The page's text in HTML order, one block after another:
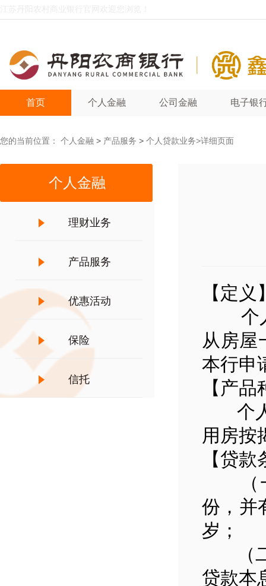
首页 个人金融 公司金融 电子银
个人金融
理财业务
产品服务
优惠活动
保险
信托
您的当前位置： 个人金融 > 产品服务 > 个人贷款业务>详细页面
【定义
个人
从房屋
本行申
【产
个人
用房按
【贷
（一
份，并
岁；
（二
贷款本